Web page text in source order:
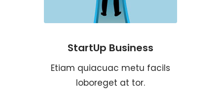
StartUp Business
Etiam quiacuac metu facils
loboreget at tor.